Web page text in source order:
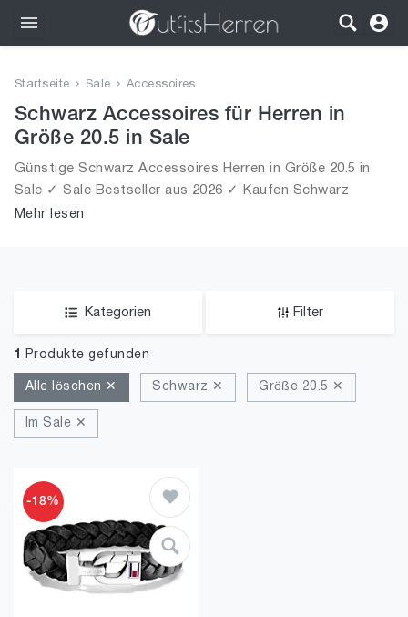
Bekleidung
Schuhe
Startseite Sale Accessoires
Schwarz Accessoires für Herren in
Größe 20.5 in Sale
Günstige Schwarz Accessoires Herren in Größe 20.5 in
Sale ✓ Sale Bestseller aus 2026 ✓ Kaufen Schwarz
Accessoires für Männer in Größe 20.5 in Sale!
Mehr lesen
Kategorien Filter
1 Produkte gefunden
Alle löschen ✕ Schwarz ✕ Größe 20.5 ✕
Im Sale ✕
-18%